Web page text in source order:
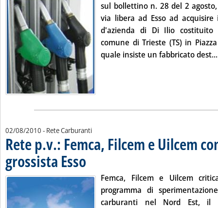
sul bollettino n. 28 del 2
via libera ad Esso ad
d'azienda di Di Ilio
comune di Trieste (TS) in
quale insiste un fabbricato dest...
02/08/2010 - Rete Carburanti
Rete p.v.: Femca, Filcem e Uilcem
grossista Esso
. Pubblicata lunedì 02 agosto 2010 alle 16.51.Femca, Filcem e Uilcem
programma di
carburanti nel Nord Est, il